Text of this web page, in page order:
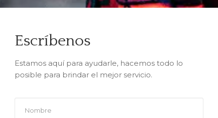
Escríbenos
Estamos aquí para ayudarle, hacemos todo lo
posible para brindar el mejor servicio.